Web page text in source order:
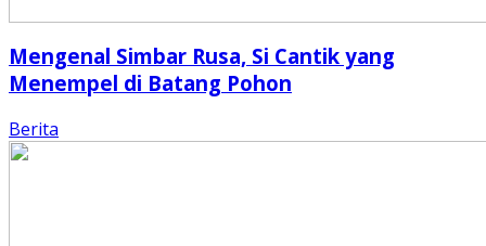
Mengenal Simbar Rusa, Si Cantik yang
Menempel di Batang Pohon
Berita